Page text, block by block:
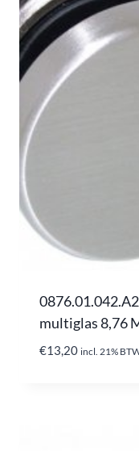
multiglas 8,76
€13,20 incl. 21%